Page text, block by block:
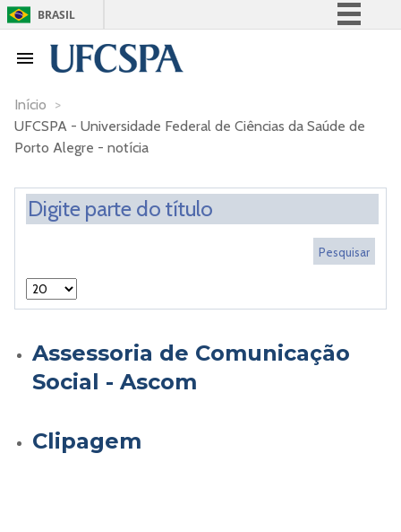
BRASIL
Acesso à informação
Canais
Início >
UFCSPA - Universidade Federal de Ciências da Saúde de
Porto Alegre - notícia
Assessoria de Comunicação
Social - Ascom
Clipagem